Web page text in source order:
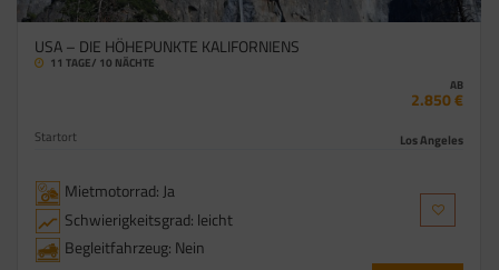
USA – DIE HÖHEPUNKTE KALIFORNIENS
11 TAGE/ 10 NÄCHTE
AB
2.850 €
Startort Los Angeles
Mietmotorrad: Ja
Schwierigkeitsgrad: leicht
Begleitfahrzeug: Nein